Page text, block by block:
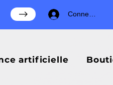
Connexion
artificielle